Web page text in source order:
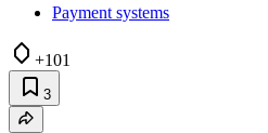
Payment systems
+101
3